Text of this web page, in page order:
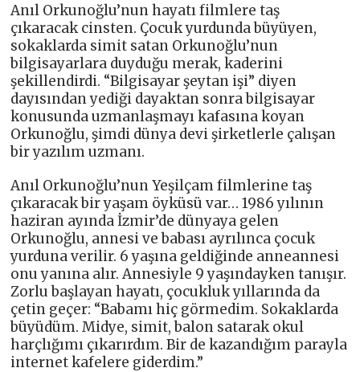
Anıl Orkunoğlu’nun hayatı filmlere taş
çıkaracak cinsten. Çocuk yurdunda büyüyen,
sokaklarda simit satan Orkunoğlu’nun
bilgisayarlara duyduğu merak, kaderini
şekillendirdi. “Bilgisayar şeytan işi” diyen
dayısından yediği dayaktan sonra bilgisayar
konusunda uzmanlaşmayı kafasına koyan
Orkunoğlu, şimdi dünya devi şirketlerle çalışan
bir yazılım uzmanı.
Anıl Orkunoğlu’nun Yeşilçam filmlerine taş
çıkaracak bir yaşam öyküsü var… 1986 yılının
haziran ayında İzmir’de dünyaya gelen
Orkunoğlu, annesi ve babası ayrılınca çocuk
yurduna verilir. 6 yaşına geldiğinde anneannesi
onu yanına alır. Annesiyle 9 yaşındayken tanışır.
Zorlu başlayan hayatı, çocukluk yıllarında da
çetin geçer: “Babamı hiç görmedim. Sokaklarda
büyüdüm. Midye, simit, balon satarak okul
harçlığımı çıkarırdım. Bir de kazandığım parayla
internet kafelere giderdim.”